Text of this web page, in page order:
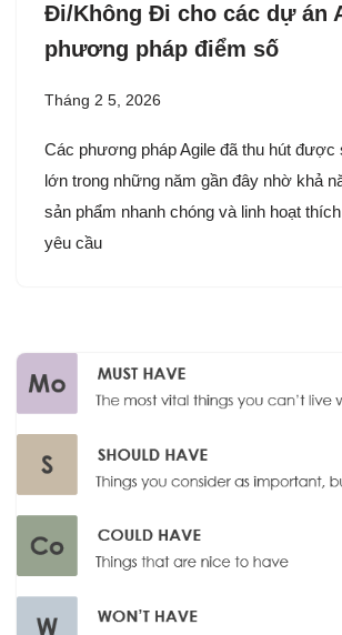
Đi/Không Đi cho các dự án
phương pháp điểm số
Tháng 2 5, 2026
Các phương pháp Agile đã thu hút được
lớn trong những năm gần đây nhờ khả
sản phẩm nhanh chóng và linh hoạt
yêu cầu